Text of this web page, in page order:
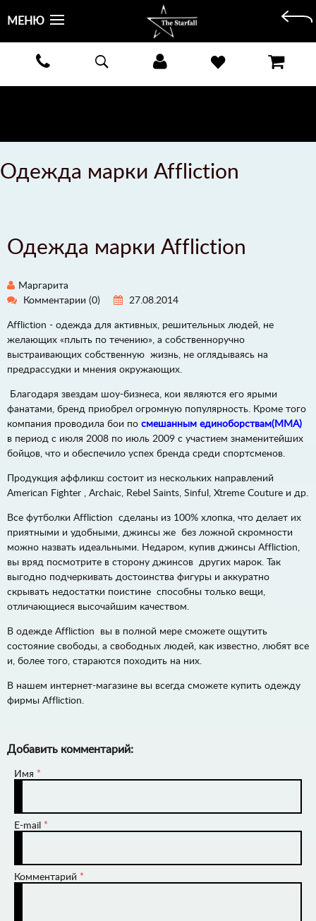
БЕСПЛАТНАЯ ДОСТАВКА КУРЬЕРОМ ИЛИ ПОЧТОЙ ПО ВСЕЙ РОССИИ! ОПЛАТА ПРИ ПОЛУЧЕНИИ
ПОДРОБНЕЕ >
МЕНЮ
Одежда марки Affliction
Одежда марки Affliction
Маргарита
Комментарии (0) 27.08.2014
Affliction - одежда для активных, решительных людей, не
желающих «плыть по течению», а собственноручно
выстраивающих собственную жизнь, не оглядываясь на
предрассудки и мнения окружающих.
Благодаря звездам шоу-бизнеса, кои являются его ярыми
фанатами, бренд приобрел огромную популярность. Кроме того
компания проводила бои по смешанным единоборствам(ММА)
в период с июля 2008 по июль 2009 с участием знаменитейших
бойцов, что и обеспечило успех бренда среди спортсменов.
Продукция аффликш состоит из нескольких направлений
American Fighter , Archaic, Rebel Saints, Sinful, Xtreme Couture и др.
Все футболки Affliction сделаны из 100% хлопка, что делает их
приятными и удобными, джинсы же без ложной скромности
можно назвать идеальными. Недаром, купив джинсы Affliction,
вы вряд посмотрите в сторону джинсов других марок. Так
выгодно подчеркивать достоинства фигуры и аккуратно
скрывать недостатки поистине способны только вещи,
отличающиеся высочайшим качеством.
В одежде Affliction вы в полной мере сможете ощутить
состояние свободы, а свободных людей, как известно, любят все
и, более того, стараются походить на них.
В нашем интернет-магазине вы всегда сможете купить одежду
фирмы Affliction.
Добавить комментарий:
Имя *
E-mail *
Комментарий *